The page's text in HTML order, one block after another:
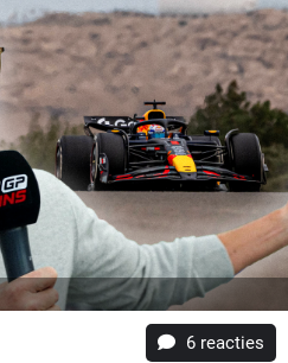
6 reacties